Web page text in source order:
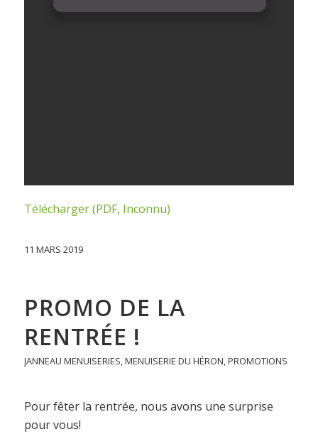
Télécharger (PDF, Inconnu)
11 MARS 2019
PROMO DE LA
RENTRÉE !
JANNEAU MENUISERIES,MENUISERIE DU HÉRON,PROMOTIONS
Pour fêter la rentrée, nous avons une surprise
pour vous!